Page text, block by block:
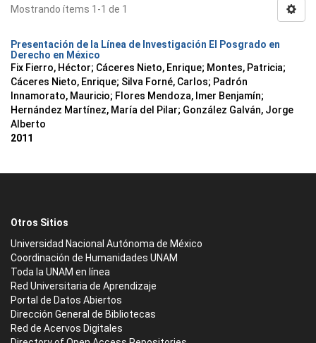
Mostrando ítems 1-1 de 1
Presentación de la Línea de Investigación El Posgrado en
Derecho en México
Fix Fierro, Héctor; Cáceres Nieto, Enrique; Montes, Patricia;
Cáceres Nieto, Enrique; Silva Forné, Carlos; Padrón
Innamorato, Mauricio; Flores Mendoza, Imer Benjamín;
Hernández Martínez, María del Pilar; González Galván, Jorge
Alberto
2011
Otros Sitios
Universidad Nacional Autónoma de México
Coordinación de Humanidades UNAM
Toda la UNAM en línea
Red Universitaria de Aprendizaje
Portal de Datos Abiertos
Dirección General de Bibliotecas
Red de Acervos Digitales